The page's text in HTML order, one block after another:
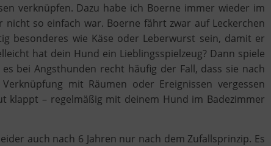
verknüpfen. Dazu habe ich Boerne immer wieder im
so einfach war. Boerne fährt zwar auf Leckerchen
besonderes wie Käse oder Leberwurst sein, damit er
hat dein Hund ein Lieblingsspielzeug? Dann spiele
bei Angsthunden recht häufig der Fall, dass sie nach
mit Räumen oder Ereignissen vergessen
klappt – regelmäßig mit deinem Hund im Badezimmer
auch nach 6 Jahren nur nach dem Zufallsprinzip. Es